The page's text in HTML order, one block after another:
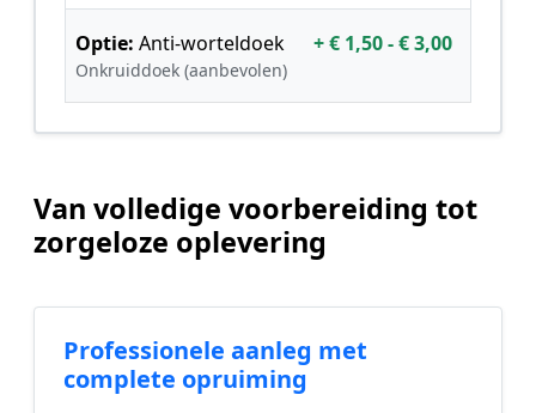
Optie: Anti-worteldoek
Onkruiddoek (aanbevolen)
+ € 1,50 - € 3,00
Van volledige voorbereiding tot
zorgeloze oplevering
Professionele aanleg met
complete opruiming